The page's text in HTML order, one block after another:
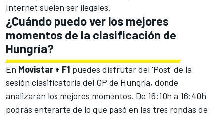
Internet suelen ser ilegales.
¿Cuándo puedo ver los mejores
momentos de la clasificación de
Hungría?
En Movistar + F1 puedes disfrutar del 'Post' de la
sesión clasificatoria del GP de Hungría, donde
analizarán los mejores momentos. De 16:10h a 16:40h
podrás enterarte de lo que pasó en las tres rondas de